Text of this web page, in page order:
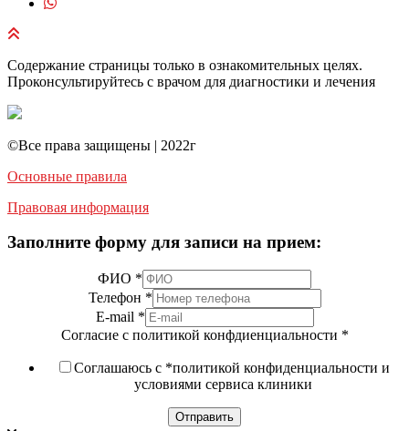
Содержание страницы только в ознакомительных целях.
Проконсультируйтесь с врачом для диагностики и лечения
©️Все права защищены | 2022г
Основные правила
Правовая информация
Заполните форму для записи на прием:
ФИО *
Телефон *
E-mail *
Согласие с политикой конфдиенциальности *
Соглашаюсь с *политикой конфиденциальности и
условиями сервиса клиники
Отправить